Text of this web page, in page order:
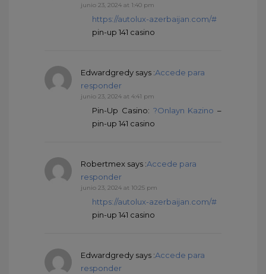
junio 23, 2024 at 1:40 pm
https://autolux-azerbaijan.com/#
pin-up 141 casino
Edwardgredy says :Accede para
responder
junio 23, 2024 at 4:41 pm
Pin-Up Casino: ?Onlayn Kazino –
pin-up 141 casino
Robertmex says :Accede para
responder
junio 23, 2024 at 10:25 pm
https://autolux-azerbaijan.com/#
pin-up 141 casino
Edwardgredy says :Accede para
responder